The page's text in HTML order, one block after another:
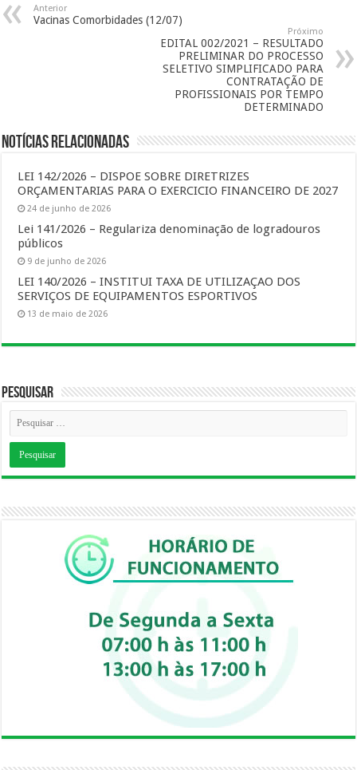
Anterior
Vacinas Comorbidades (12/07)
Próximo
EDITAL 002/2021 – RESULTADO
PRELIMINAR DO PROCESSO
SELETIVO SIMPLIFICADO PARA
CONTRATAÇÃO DE
PROFISSIONAIS POR TEMPO
DETERMINADO
Notícias Relacionadas
LEI 142/2026 – DISPOE SOBRE DIRETRIZES
ORÇAMENTARIAS PARA O EXERCICIO FINANCEIRO DE 2027
24 de junho de 2026
Lei 141/2026 – Regulariza denominação de logradouros
públicos
9 de junho de 2026
LEI 140/2026 – INSTITUI TAXA DE UTILIZAÇAO DOS
SERVIÇOS DE EQUIPAMENTOS ESPORTIVOS
13 de maio de 2026
Pesquisar